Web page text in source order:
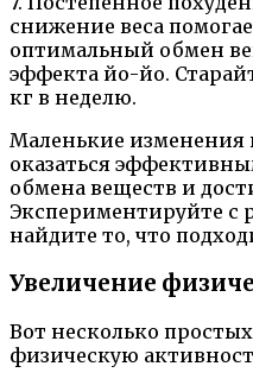
снижение веса
оптимальный обмен
эффекта йо-йо.
кг в неделю.
Маленькие изменения
оказаться
обмена веществ и
Экспериментируйте с
найдите то, что
Увеличение
Вот несколько
физическую